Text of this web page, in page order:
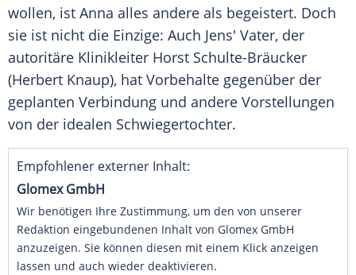
wollen, ist Anna alles andere als begeistert. Doch
sie ist nicht die Einzige: Auch Jens' Vater, der
autoritäre Klinikleiter Horst Schulte-Bräucker
(Herbert Knaup), hat Vorbehalte gegenüber der
geplanten Verbindung und andere Vorstellungen
von der idealen Schwiegertochter.
Empfohlener externer Inhalt:
Glomex GmbH
Wir benötigen Ihre Zustimmung, um den von unserer
Redaktion eingebundenen Inhalt von Glomex GmbH
anzuzeigen. Sie können diesen mit einem Klick anzeigen
lassen und auch wieder deaktivieren.